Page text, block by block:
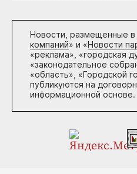
Новости, размещенные в
компаний» и «Новости
«реклама», «городская
«законодательное
«область», «Городской
публикуются на
информационной основе.